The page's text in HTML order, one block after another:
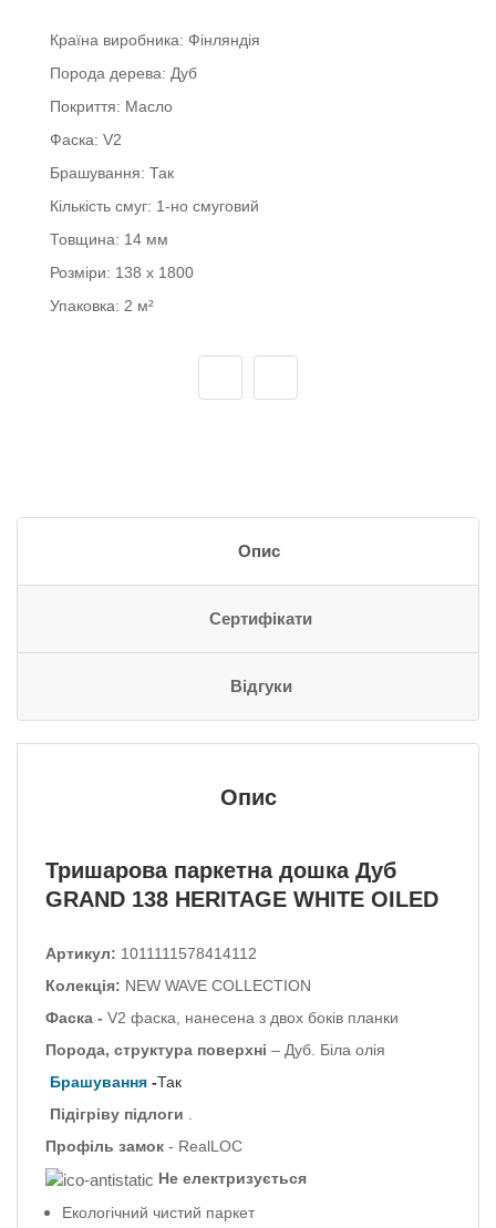
Країна виробника: Фінляндія
Порода дерева: Дуб
Покриття: Масло
Фаска: V2
Брашування: Так
Кількість смуг: 1-но смуговий
Товщина: 14 мм
Розміри: 138 x 1800
Упаковка: 2 м²
Опис
Сертифікати
Відгуки
Опис
Тришарова паркетна дошка Дуб
GRAND 138 HERITAGE WHITE OILED
Артикул: 1011111578414112
Колекція: NEW WAVE COLLECTION
Фаска - V2 фаска, нанесена з двох боків планки
Порода, структура поверхні – Дуб. Біла олія
Брашування -Так
Підігріву підлоги
Профіль замок - RealLOC
Не електризується
Екологічний чистий паркет